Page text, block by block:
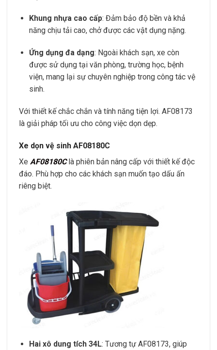
Khung nhựa cao cấp: Đảm bảo độ bền và khả
năng chịu tải cao, chở được các vật dụng nặng.
Ứng dụng đa dạng: Ngoài khách sạn, xe còn
được sử dụng tại văn phòng, trường học, bệnh
viện, mang lại sự chuyên nghiệp trong công tác vệ
sinh.
Với thiết kế chắc chắn và tính năng tiện lợi. AF08173
là giải pháp tối ưu cho công việc dọn dẹp.
Xe dọn vệ sinh AF08180C
Xe AF08180Clà phiên bản nâng cấp với thiết kế độc
đáo. Phù hợp cho các khách sạn muốn tạo dấu ấn
riêng biệt.
Hai xô dung tích 34L: Tương tự AF08173, giúp